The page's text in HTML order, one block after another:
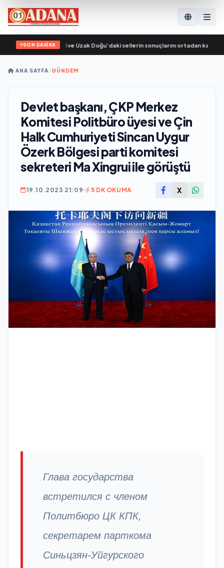
SON DAKİKA
gönüllüler, Ural ve Uzak Doğu’daki sellerin sonuçlarını ortadan kaldırmaya
ANA SAYFA/GÜNDEM
Devlet başkanı, ÇKP Merkez
Komitesi Politbüro üyesi ve Çin
Halk Cumhuriyeti Sincan Uygur
Özerk Bölgesi parti komitesi
sekreteri Ma Xingrui ile görüştü
19.10.2023 21:09 5 DK OKUMA X
Глава государства
встретился с членом
Политбюро ЦК КПК,
секретарем парткома
Синьцзян-Уйгурского